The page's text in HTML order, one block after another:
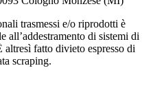
trasmessi e/o riprodotti è
all’addestramento di sistemi di
fatto divieto espresso di
scraping.